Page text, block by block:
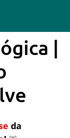
|
da